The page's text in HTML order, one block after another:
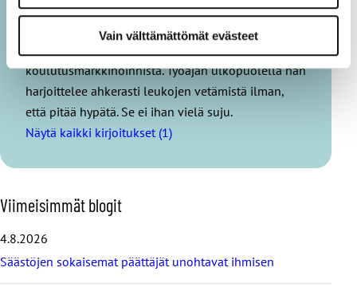
Vain välttämättömät evästeet
Marjut Manka huolehtii työssään pääasiallisesti
sote-alan ammatillisista koulutuksista,
koulutusmarkkinoinnista. Työajan ulkopuolella hän
harjoittelee ahkerasti leukojen vetämistä ilman,
että pitää hypätä. Se ei ihan vielä suju.
Näytä kaikki kirjoitukset (1)
O
h
a
v
Viimeisimmät blogit
4.8.2026
Säästöjen sokaisemat päättäjät unohtavat ihmisen